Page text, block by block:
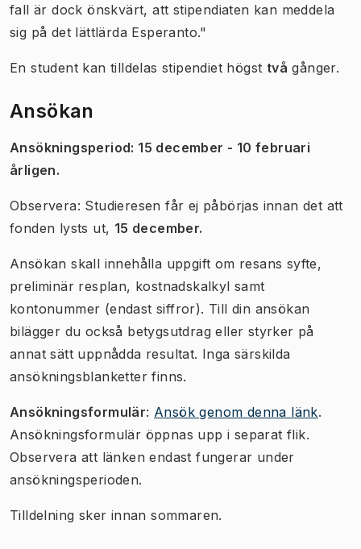
fall är dock önskvärt, att stipendiaten kan meddela
sig på det lättlärda Esperanto."
En student kan tilldelas stipendiet högst två gånger.
Ansökan
Ansökningsperiod: 15 december - 10 februari
årligen.
Observera: Studieresen får ej påbörjas innan det att
fonden lysts ut, 15 december.
Ansökan skall innehålla uppgift om resans syfte,
preliminär resplan, kostnadskalkyl samt
kontonummer (endast siffror). Till din ansökan
bilägger du också betygsutdrag eller styrker på
annat sätt uppnådda resultat. Inga särskilda
ansökningsblanketter finns.
Ansökningsformulär: Ansök genom denna länk.
Ansökningsformulär öppnas upp i separat flik.
Observera att länken endast fungerar under
ansökningsperioden.
Tilldelning sker innan sommaren.